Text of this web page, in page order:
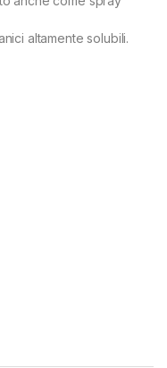
altamente solubili.
BLOOM 300 ML